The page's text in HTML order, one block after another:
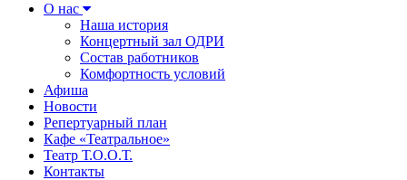
О нас
Наша история
Концертный зал ОДРИ
Состав работников
Комфортность условий
Афиша
Новости
Репертуарный план
Кафе «Театральное»
Театр Т.О.О.Т.
Контакты